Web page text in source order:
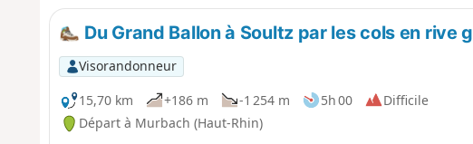
Du Grand Ballon à Soultz par les cols en rive
Visorandonneur
15,70 km
+186 m -1 254 m 5h 00
Difficile
Départ à Murbach (Haut-Rhin)